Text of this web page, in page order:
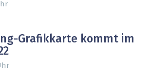
Grafikkarte kommt im